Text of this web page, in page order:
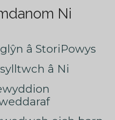
Ni
â StoriPowys
â Ni